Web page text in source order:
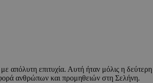
απόλυτη επιτυχία. Αυτή ήταν μόλις η
ανθρώπων και προμηθειών στη Σελήνη.